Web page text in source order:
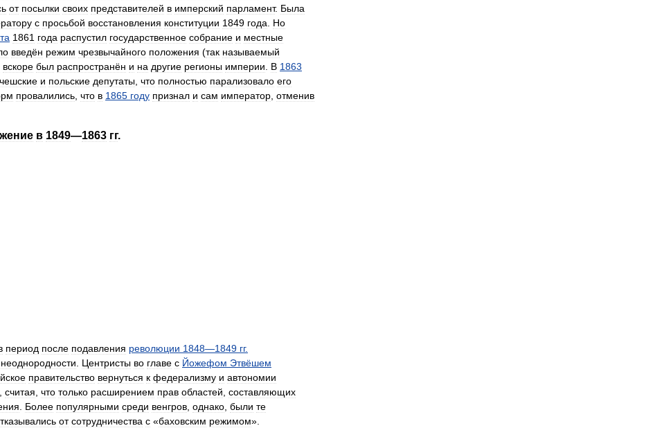
от посылки своих представителей в имперский парламент. Была
с просьбой восстановления конституции 1849 года
Но
1861 года распустил государственное собрание и местные
введён режим чрезвычайного положения (так называемый
вскоре был распространён и на другие регионы империи В 1863
чешские и польские депутаты что полностью парализовало его
провалились что в 1865 году признал и сам император отменив
в 1849—1863 гг.
период после подавления революции 1848—1849 гг.
неоднородности. Центристы во главе с Йожефом Этвёшем
правительство вернуться к федерализму и автономии
считая, что только расширением прав областей, составляющих
. Более популярными среди венгров, однако, были те
от сотрудничества с «баховским режимом».